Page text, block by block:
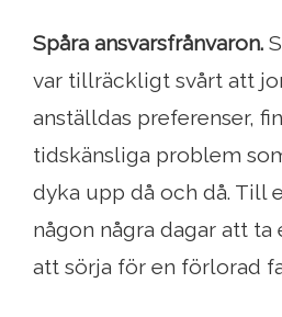
Spåra ansvarsfrånvaron.
var tillräckligt svårt att
anställdas preferenser,
tidskänsliga problem
dyka upp då och då. Till
någon några dagar att
att sörja för en förlorad